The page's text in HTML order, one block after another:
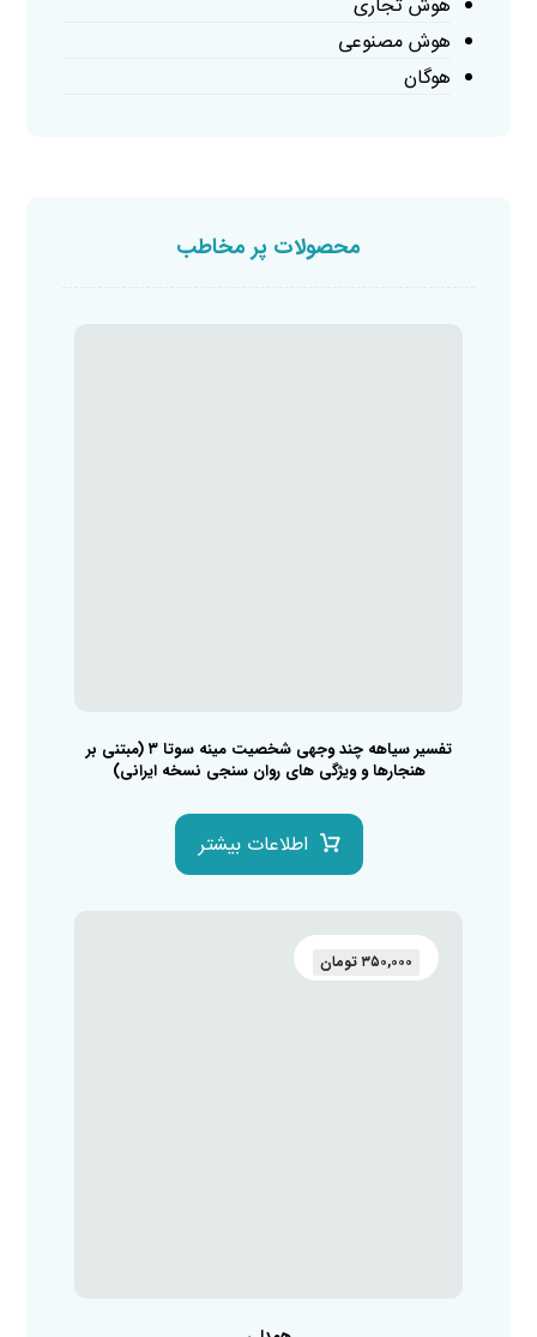
هوش مصنوعی
هوگان
محصولات پر مخاطب
تفسیر سیاهه چند وجهی شخصیت مینه سوتا ۳ (مبتنی بر
هنجارها و ویژگی های روان سنجی نسخه ایرانی)
اطلاعات بیشتر
۳۵۰,۰۰۰ تومان